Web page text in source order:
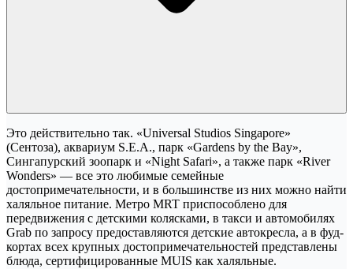
Это действительно так. «Universal Studios Singapore»
(Сентоза), аквариум S.E.A., парк «Gardens by the Bay»,
Сингапурский зоопарк и «Night Safari», а также парк «River
Wonders» — все это любимые семейные
достопримечательности, и в большинстве из них можно найти
халяльное питание. Метро MRT приспособлено для
передвижения с детскими колясками, в такси и автомобилях
Grab по запросу предоставляются детские автокресла, а в фуд-
кортах всех крупных достопримечательностей представлены
блюда, сертифицированные MUIS как халяльные.